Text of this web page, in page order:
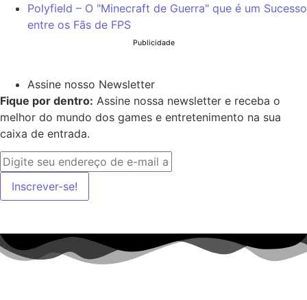
Polyfield – O "Minecraft de Guerra" que é um Sucesso
entre os Fãs de FPS
Publicidade
Assine nosso Newsletter
Fique por dentro: Assine nossa newsletter e receba o
melhor do mundo dos games e entretenimento na sua
caixa de entrada.
Inscrever-se!